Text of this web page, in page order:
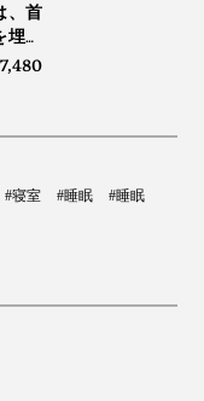
、首
め
あな
至福
7,480
#寝室 #睡眠
#睡眠